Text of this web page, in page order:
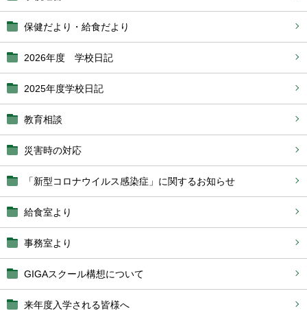
保健だより・給食だより
2026年度 学校日記
2025年度学校日記
教育相談
災害時の対応
「新型コロナウイルス感染症」に関するお知らせ
給食室より
事務室より
GIGAスクール構想について
来年度入学される皆様へ